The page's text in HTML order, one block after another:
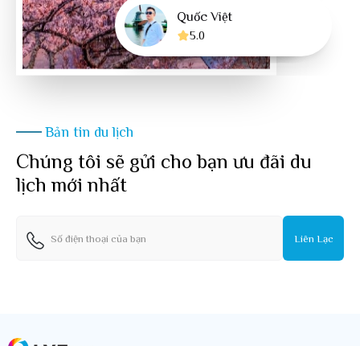
Trúc Ngân
5.0
Trang Trần
5.0
Thùy Trang
4.8
Quốc Việt
5.0
Bản tin du lịch
Chúng tôi sẽ gửi cho bạn ưu đãi du
lịch mới nhất
Liên Lạc